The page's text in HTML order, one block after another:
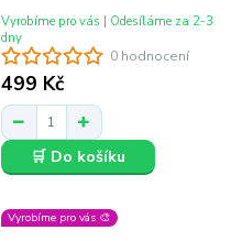
0 hodnocení
499 Kč
Vyrobíme pro vás | Odesíláme za 2-3
dny
🛒 Do košíku
Vyrobíme pro vás 🎨